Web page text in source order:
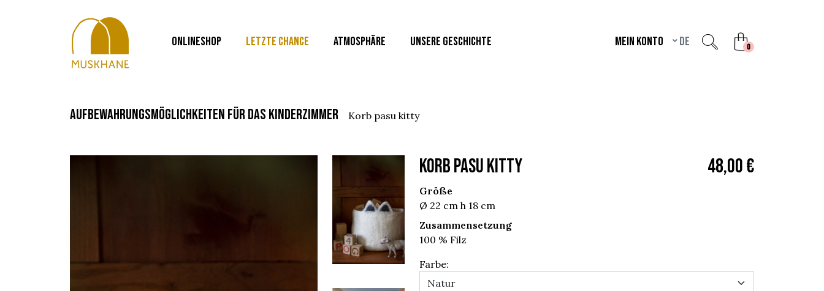
ONLINESHOP LETZTE CHANCE ATMOSPHÄRE UNSERE GESCHICHTE Mein Konto de 0unread messages
aufbewahrungsmöglichkeiten für das kinderzimmer korb pasu kitty
KORB PASU KITTY 48,00 €
Größe
Ø 22 cm h 18 cm
Zusammensetzung
100 % Filz
Farbe: